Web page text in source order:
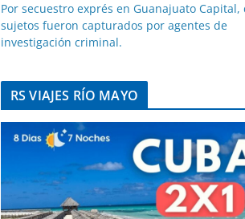
Por secuestro exprés en Guanajuato Capital,
sujetos fueron capturados por agentes de
investigación criminal.
RS VIAJES RÍO MAYO